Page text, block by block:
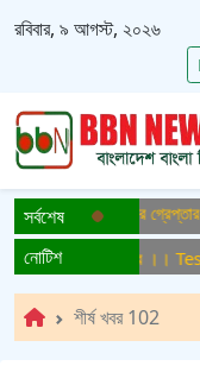
রবিবার, ৯ আগস্ট, ২০২৬
সর্বশেষ
মামলায় ফের গ্রেপ্তার
নোটিশসম্প্রচার ।। Test
শীর্ষ খবর 102